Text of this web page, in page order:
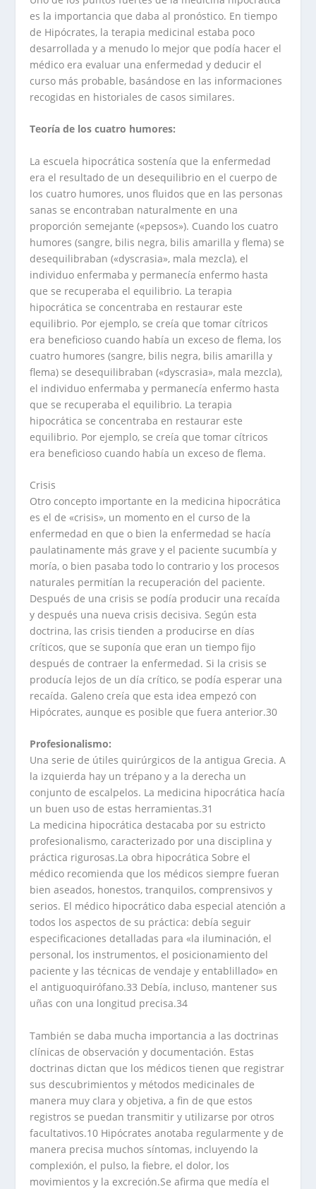
es la importancia que daba al pronóstico. En tiempo
de Hipócrates, la terapia medicinal estaba poco
desarrollada y a menudo lo mejor que podía hacer el
médico era evaluar una enfermedad y deducir el
curso más probable, basándose en las informaciones
recogidas en historiales de casos similares.
Teoría de los cuatro humores:
La escuela hipocrática sostenía que la enfermedad
era el resultado de un desequilibrio en el cuerpo de
los cuatro humores, unos fluidos que en las personas
sanas se encontraban naturalmente en una
proporción semejante («pepsos»). Cuando los cuatro
humores (sangre, bilis negra, bilis amarilla y flema) se
desequilibraban («dyscrasia», mala mezcla), el
individuo enfermaba y permanecía enfermo hasta
que se recuperaba el equilibrio. La terapia
hipocrática se concentraba en restaurar este
equilibrio. Por ejemplo, se creía que tomar cítricos
era beneficioso cuando había un exceso de flema, los
cuatro humores (sangre, bilis negra, bilis amarilla y
flema) se desequilibraban («dyscrasia», mala mezcla),
el individuo enfermaba y permanecía enfermo hasta
que se recuperaba el equilibrio. La terapia
hipocrática se concentraba en restaurar este
equilibrio. Por ejemplo, se creía que tomar cítricos
era beneficioso cuando había un exceso de flema.
Crisis
Otro concepto importante en la medicina hipocrática
es el de «crisis», un momento en el curso de la
enfermedad en que o bien la enfermedad se hacía
paulatinamente más grave y el paciente sucumbía y
moría, o bien pasaba todo lo contrario y los procesos
naturales permitían la recuperación del paciente.
Después de una crisis se podía producir una recaída
y después una nueva crisis decisiva. Según esta
doctrina, las crisis tienden a producirse en días
críticos, que se suponía que eran un tiempo fijo
después de contraer la enfermedad. Si la crisis se
producía lejos de un día crítico, se podía esperar una
recaída. Galeno creía que esta idea empezó con
Hipócrates, aunque es posible que fuera anterior.30
Profesionalismo:
Una serie de útiles quirúrgicos de la antigua Grecia. A
la izquierda hay un trépano y a la derecha un
conjunto de escalpelos. La medicina hipocrática hacía
un buen uso de estas herramientas.31
La medicina hipocrática destacaba por su estricto
profesionalismo, caracterizado por una disciplina y
práctica rigurosas.La obra hipocrática Sobre el
médico recomienda que los médicos siempre fueran
bien aseados, honestos, tranquilos, comprensivos y
serios. El médico hipocrático daba especial atención a
todos los aspectos de su práctica: debía seguir
especificaciones detalladas para «la iluminación, el
personal, los instrumentos, el posicionamiento del
paciente y las técnicas de vendaje y entablillado» en
el antiguoquirófano.33 Debía, incluso, mantener sus
uñas con una longitud precisa.34
También se daba mucha importancia a las doctrinas
clínicas de observación y documentación. Estas
doctrinas dictan que los médicos tienen que registrar
sus descubrimientos y métodos medicinales de
manera muy clara y objetiva, a fin de que estos
registros se puedan transmitir y utilizarse por otros
facultativos.10 Hipócrates anotaba regularmente y de
manera precisa muchos síntomas, incluyendo la
complexión, el pulso, la fiebre, el dolor, los
movimientos y la excreción.Se afirma que medía el